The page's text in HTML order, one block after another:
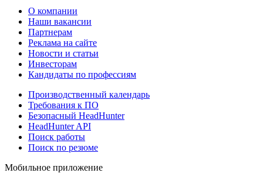
О компании
Наши вакансии
Партнерам
Реклама на сайте
Новости и статьи
Инвесторам
Кандидаты по профессиям
Производственный календарь
Требования к ПО
Безопасный HeadHunter
HeadHunter API
Поиск работы
Поиск по резюме
Мобильное приложение